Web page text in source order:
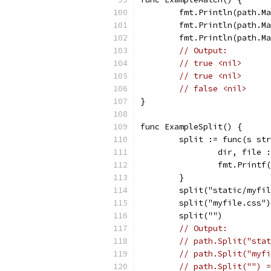
// Output:
// true <nil>
// true <nil>
// false <nil>
}
func ExampleSplit() {
split := func(s
dir, file
	}
split("static/
	split("myfile.css")
	split("")
// Output:
//
//
//